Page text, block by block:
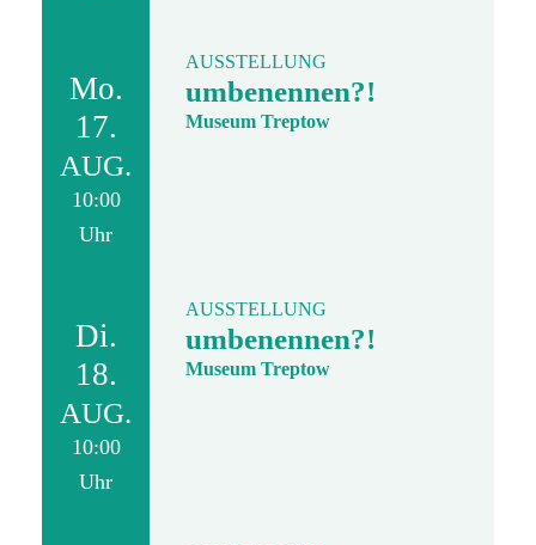
Mo.
17.
AUG.
10:00
Uhr
AUSSTELLUNG
umbenennen?!
Museum Treptow
Di.
18.
AUG.
10:00
Uhr
AUSSTELLUNG
umbenennen?!
Museum Treptow